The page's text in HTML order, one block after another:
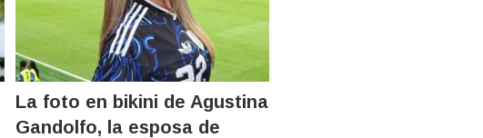
La foto en bikini de Agustina
Gandolfo, la esposa de